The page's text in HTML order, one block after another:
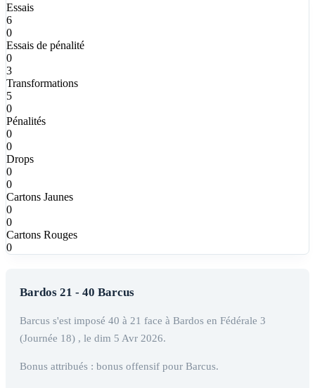
Essais
6
0
Essais de pénalité
0
3
Transformations
5
0
Pénalités
0
0
Drops
0
0
Cartons Jaunes
0
0
Cartons Rouges
0
Bardos 21 - 40 Barcus
Barcus s'est imposé 40 à 21 face à Bardos en Fédérale 3
(Journée 18) , le dim 5 Avr 2026.
Bonus attribués : bonus offensif pour Barcus.